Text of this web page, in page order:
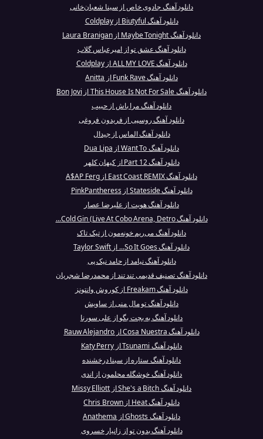
دانلود آهنگ جادوی خاص از سینا شعبان‌خانی
دانلود آهنگ Biutyful از Coldplay
دانلود آهنگ Maybe Tonight از Laura Branigan
دانلود آهنگ عشق تو از امیرعباس گلاب
دانلود آهنگ ALL MY LOVE از Coldplay
دانلود آهنگ Funk Rave از Anitta
دانلود آهنگ This House Is Not For Sale از Bon Jovi
دانلود آهنگ مرا باش از حبیب
دانلود آهنگ روسپی از فریدون فروغی
دانلود آهنگ الماس از جیدال
دانلود آهنگ Want To از Dua Lipa
دانلود آهنگ Part 12 از کیهان کلهر
دانلود آهنگ East Coast REMIX از A$AP Ferg
دانلود آهنگ Stateside از PinkPantheress
دانلود آهنگ هویت از علیرضا عصار
دانلود آهنگ Cold Gin (Live At Cobo Arena, Detro...
دانلود آهنگ می‌ریم خونه‌مون از تیک تاک
دانلود آهنگ So It Goes... از Taylor Swift
دانلود آهنگ نیامد از حامد نیک پی
دانلود آهنگ تصنیف قدیمی تند تند از محمدرضا شجریان
دانلود آهنگ Freakam از کوروش وانتونز
دانلود آهنگ تو مال منی از ساویش
دانلود آهنگ به بچت بگو از علی سورنا
دانلود آهنگ Cosa Nuestra از Rauw Alejandro
دانلود آهنگ Tsunami از Katy Perry
دانلود آهنگ ستاره از سینا درخشنده
دانلود آهنگ خوشگله محلمون از اندی
دانلود آهنگ She's a Bitch از Missy Elliott
دانلود آهنگ Heat از Chris Brown
دانلود آهنگ Ghosts از Anathema
دانلود آهنگ بدون تو از زانیار خسروی